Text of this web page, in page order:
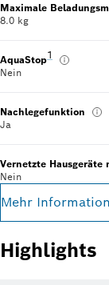
Maximale
8.0 kg
AquaStopFußnote 1:
1
Nein
Nachlegefunktion
Ja
Vernetzte Hausgeräte
Nein
Mehr
Highlights